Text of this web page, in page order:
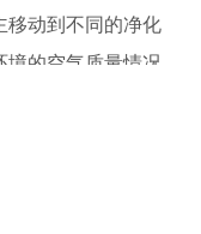
移动到不同的净化
的空气质量情况，